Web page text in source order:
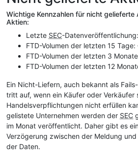
Wichtige Kennzahlen für nicht gelieferte
Aktien:
Letzte SEC-Datenveröffentlichung:
FTD-Volumen der letzten 15
FTD-Volumen der letzten 3
FTD-Volumen der letzten 12
Ein Nicht-Liefern, auch bekannt als
tritt auf, wenn ein Käufer oder Verkäufer
Handelsverpflichtungen nicht erfüllen
gelistete Unternehmen werden der SEC
im Monat veröffentlicht. Daher gibt es
Verzögerung zwischen der Meldung
der Daten.